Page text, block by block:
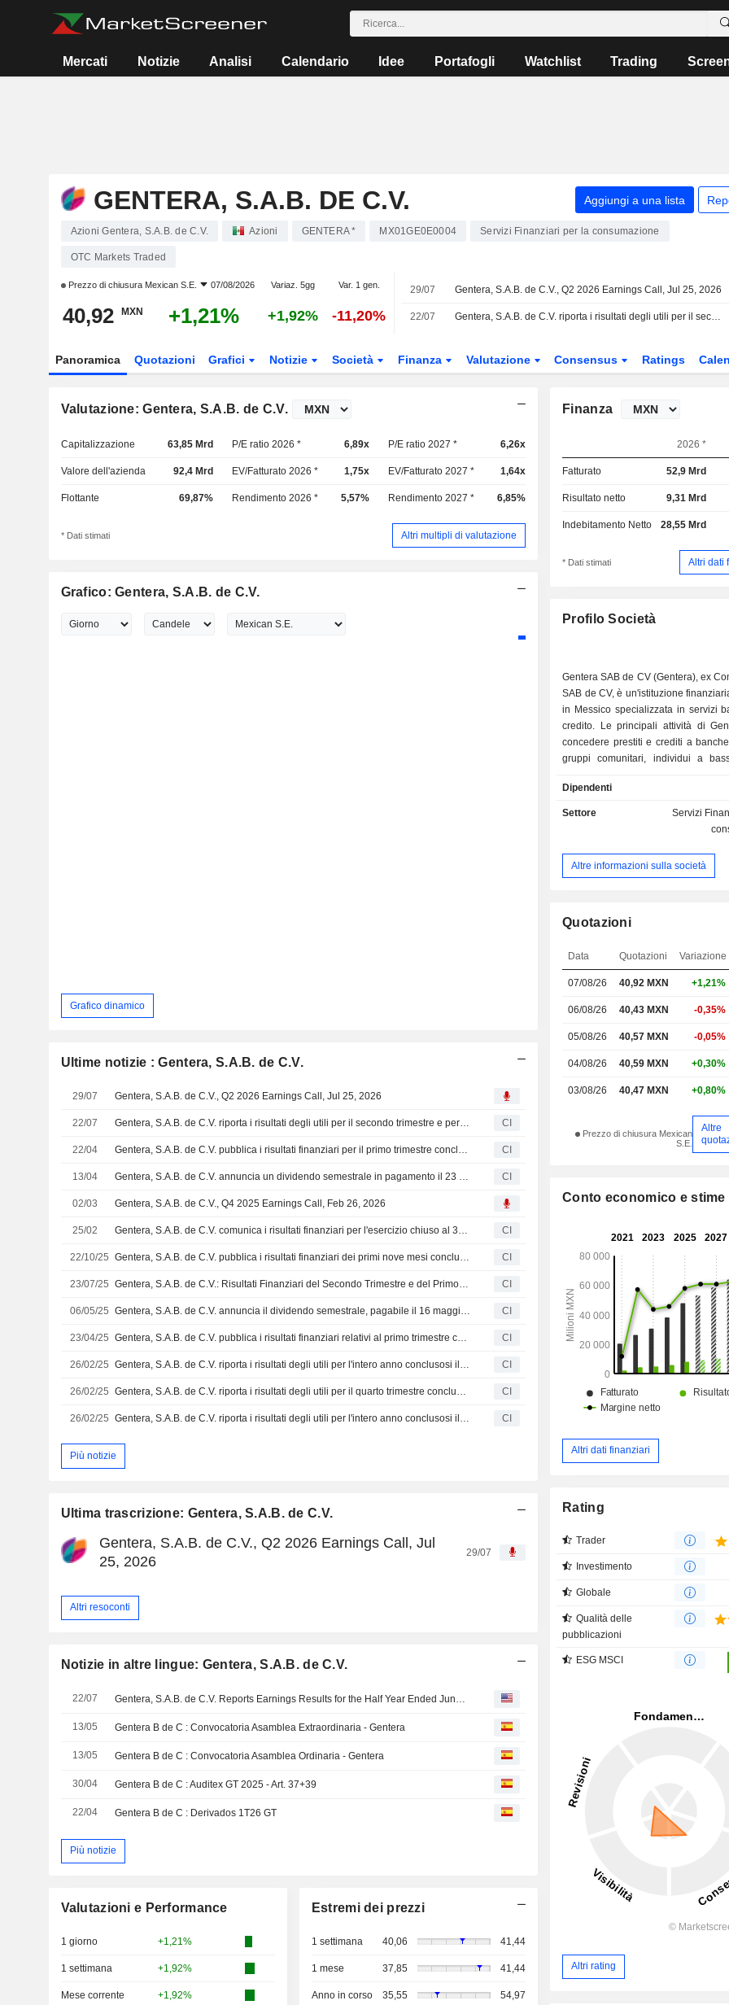
Mercati Notizie Analisi Calendario Idee Portafogli Watchlist Trading
GENTERA, S.A.B. DE C.V. Aggiungi a una lista
Azioni Gentera, S.A.B. de C.V. Azioni GENTERA * MX01GE0E0004 Servizi Finanziari per la consumazione
OTC Markets Traded
Prezzo di chiusura Mexican S.E. 07/08/2026 Variaz. 5gg Var. 1 gen.
40,92 MXN +1,21% +1,92% -11,20%
29/07 Gentera, S.A.B. de C.V., Q2 2026 Earnings Call, Jul 25, 2026
22/07 Gentera, S.A.B. de C.V. riporta i risultati degli utili per il secondo trimestre e per i sei mesi conclusi il 30 giugno 2026
Panoramica Quotazioni Grafici Notizie Società Finanza Valutazione Consensus Ratings
Valutazione: Gentera, S.A.B. de C.V.
Capitalizzazione 63,85 Mrd P/E ratio 2026 * 6,89x P/E ratio 2027 * 6,26x
Valore dell'azienda 92,4 Mrd EV/Fatturato 2026 * 1,75x EV/Fatturato 2027 * 1,64x
Flottante 69,87% Rendimento 2026 * 5,57% Rendimento 2027 * 6,85%
* Dati stimati Altri multipli di valutazione
Grafico: Gentera, S.A.B. de C.V.
Grafico dinamico
Ultime notizie : Gentera, S.A.B. de C.V.
29/07 Gentera, S.A.B. de C.V., Q2 2026 Earnings Call, Jul 25, 2026
22/07 Gentera, S.A.B. de C.V. riporta i risultati degli utili per il secondo trimestre e per i sei mesi conclusi il 30 giugno 2026 CI
22/04 Gentera, S.A.B. de C.V. pubblica i risultati finanziari per il primo trimestre conclusosi il 31 marzo 2026 CI
13/04 Gentera, S.A.B. de C.V. annuncia un dividendo semestrale in pagamento il 23 aprile 2026 CI
02/03 Gentera, S.A.B. de C.V., Q4 2025 Earnings Call, Feb 26, 2026
25/02 Gentera, S.A.B. de C.V. comunica i risultati finanziari per l'esercizio chiuso al 31 dicembre 2025 CI
22/10/25 Gentera, S.A.B. de C.V. pubblica i risultati finanziari dei primi nove mesi conclusi al 30 settembre 2025 CI
23/07/25 Gentera, S.A.B. de C.V.: Risultati Finanziari del Secondo Trimestre e del Primo Semestre 2025 CI
06/05/25 Gentera, S.A.B. de C.V. annuncia il dividendo semestrale, pagabile il 16 maggio 2025. CI
23/04/25 Gentera, S.A.B. de C.V. pubblica i risultati finanziari relativi al primo trimestre chiuso al 31 marzo 2025 CI
26/02/25 Gentera, S.A.B. de C.V. riporta i risultati degli utili per l'intero anno conclusosi il 31 dicembre 2024 CI
26/02/25 Gentera, S.A.B. de C.V. riporta i risultati degli utili per il quarto trimestre conclusosi il 31 dicembre 2024 CI
26/02/25 Gentera, S.A.B. de C.V. riporta i risultati degli utili per l'intero anno conclusosi il 31 dicembre 2024 CI
Più notizie
Ultima trascrizione: Gentera, S.A.B. de C.V.
Gentera, S.A.B. de C.V., Q2 2026 Earnings Call, Jul
25, 2026
29/07
Altri resoconti
Notizie in altre lingue: Gentera, S.A.B. de C.V.
22/07
13/05 Gentera B de C : Convocatoria Asamblea Extraordinaria - Gentera
13/05 Gentera B de C : Convocatoria Asamblea Ordinaria - Gentera
30/04 Gentera B de C : Auditex GT 2025 - Art. 37+39
22/04 Gentera B de C : Derivados 1T26 GT
Più notizie
Valutazioni e Performance
1 giorno +1,21%
1 settimana +1,92%
Mese corrente +1,92%
Estremi dei prezzi
1 settimana 40,06 41,44
1 mese 37,85 41,44
Anno in corso 35,55 54,97
Finanza
2026 *
Fatturato 52,9 Mrd
Risultato netto 9,31 Mrd
Indebitamento Netto 28,55 Mrd
* Dati stimati Altri dati
Profilo Società
Gentera SAB de CV (Gentera), ex
SAB de CV, è un'istituzione
in Messico specializzata in servizi
credito. Le principali attività di
concedere prestiti e crediti a
gruppi comunitari, individui a
servizi amministrativi e di
effettuare pagamenti di rimesse
Uniti, Guatemala e Perù, attraverso
Compartamos Banco, una
e transazioni finanziarie, Pagos
familiari e Aterna, un intermediario
distribuzione e il settore assicurativo.
Dipendenti
Settore
Servizi
Altre informazioni sulla società
Quotazioni
Data Quotazioni Variazione
07/08/26 40,92 MXN +1,21%
06/08/26 40,43 MXN -0,35%
05/08/26 40,57 MXN -0,05%
04/08/26 40,59 MXN +0,30%
03/08/26 40,47 MXN +0,80%
Prezzo di chiusura Mexican
S.E.
Altre
Conto economico e stime
Altri dati finanziari
Rating
Trader
Investimento
Globale
Qualità delle
pubblicazioni
ESG MSCI
Altri rating